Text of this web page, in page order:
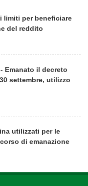
limiti per beneficiare
del reddito
Emanato il decreto
settembre, utilizzo
utilizzati per le
di emanazione